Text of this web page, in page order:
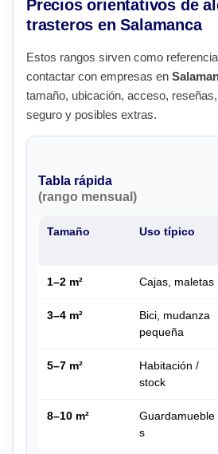
Precios orientativos de
trasteros en Salamanca
Estos rangos sirven como
contactar con empresas en
tamaño, ubicación, acceso,
seguro y posibles extras.
Tabla rápida
(rango mensual)
Tamaño Uso típico
1–2 m² Cajas, maletas
3–4 m²
Bici, mudanza
pequeña
5–7 m²
Habitación /
stock
8–10 m²
Guardamueble
s